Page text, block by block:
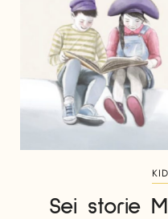
Sei storie